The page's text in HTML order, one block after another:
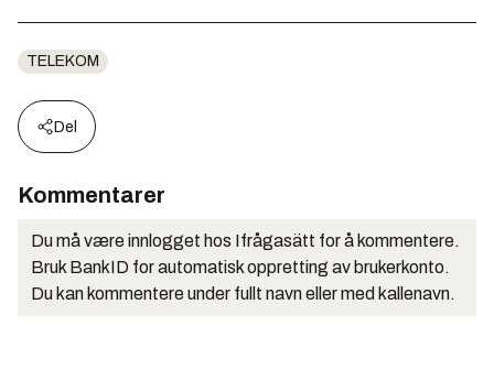
TELEKOM
Del
Kommentarer
Du må være innlogget hos Ifrågasätt for å kommentere.
Bruk BankID for automatisk oppretting av brukerkonto.
Du kan kommentere under fullt navn eller med kallenavn.